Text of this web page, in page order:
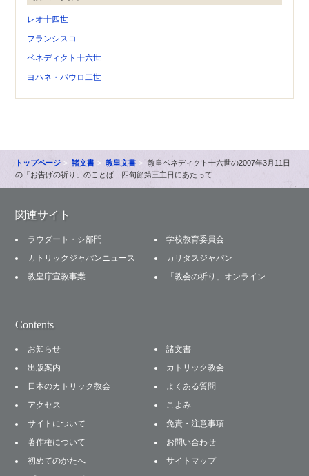
レオ十四世
フランシスコ
ベネディクト十六世
ヨハネ・パウロ二世
トップページ 諸文書 教皇文書
教皇ベネディクト十六世の2007年3月11日
の「お告げの祈り」のことば 四旬節第三主日にあたって
関連サイト
ラウダート・シ部門
学校教育委員会
カトリックジャパンニュース
カリタスジャパン
教皇庁宣教事業
「教会の祈り」オンライン
Contents
お知らせ
諸文書
出版案内
カトリック教会
日本のカトリック教会
よくある質問
アクセス
こよみ
サイトについて
免責・注意事項
著作権について
お問い合わせ
初めてのかたへ
サイトマップ